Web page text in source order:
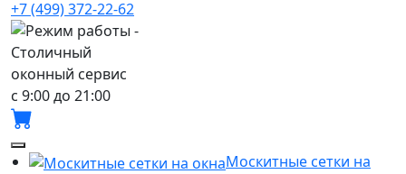
+7 (499) 372-22-62
с 9:00 до 21:00
Москитные сетки на